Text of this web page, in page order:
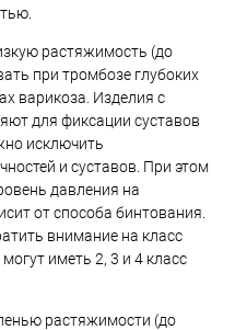
растяжимость (до
при тромбозе глубоких
варикоза. Изделия с
для фиксации суставов
исключить
и суставов. При этом
давления на
от способа бинтования.
внимание на класс
иметь 2, 3 и 4 класс
растяжимости (до